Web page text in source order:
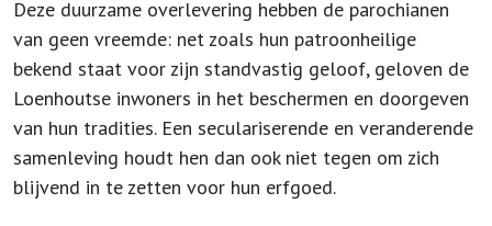
Deze duurzame overlevering hebben de parochianen
van geen vreemde: net zoals hun patroonheilige
bekend staat voor zijn standvastig geloof, geloven de
Loenhoutse inwoners in het beschermen en doorgeven
van hun tradities. Een seculariserende en veranderende
samenleving houdt hen dan ook niet tegen om zich
blijvend in te zetten voor hun erfgoed.